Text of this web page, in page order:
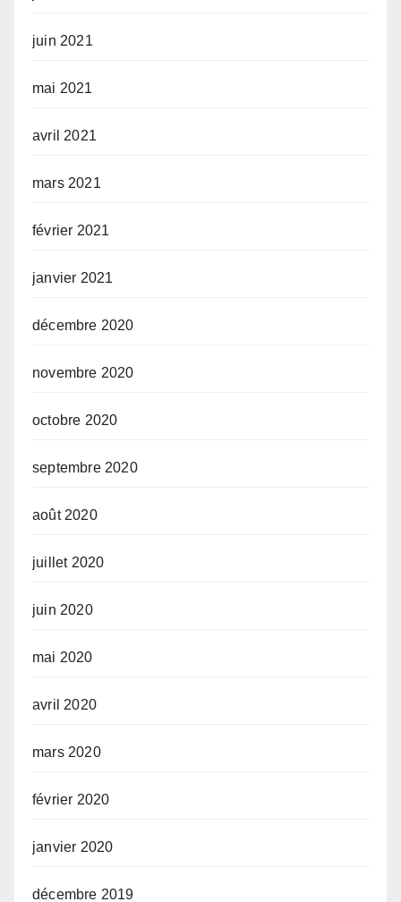
juin 2021
mai 2021
avril 2021
mars 2021
février 2021
janvier 2021
décembre 2020
novembre 2020
octobre 2020
septembre 2020
août 2020
juillet 2020
juin 2020
mai 2020
avril 2020
mars 2020
février 2020
janvier 2020
décembre 2019